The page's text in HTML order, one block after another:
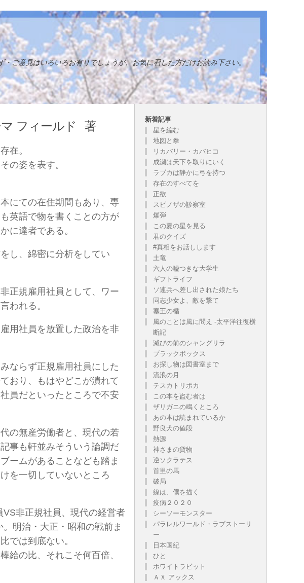
ご意見はいろいろお有りでしょうが、お気に召した方だけお読み下さい。
マ フィールド 著
在。
の姿を表す。
にての在住期間もあり、専
英語で物を書くことの方が
に達者である。
し、綿密に分析をしてい
正規雇用社員として、ワー
われる。
用社員を放置した政治を非
ならず正規雇用社員にした
おり、もはやどこが潰れて
員だといったところで不安
の無産労働者と、現代の若
事も軒並みそういう論調だ
ームがあることなども踏ま
を一切していないところ
非正規社員、現代の経営者
明治・大正・昭和の戦前ま
では到底ない。
給の比、それこそ何百倍、
新着記事
星を編む
地図と拳
リカバリー・カバヒコ
成瀬は天下を取りにいく
ラブカは静かに弓を持つ
存在のすべてを
正欲
スピノザの診察室
爆弾
この夏の星を見る
君のクイズ
#真相をお話しします
土竜
六人の嘘つきな大学生
ギフトライフ
ソ連兵へ差し出された娘たち
同志少女よ、敵を撃て
塞王の楯
風のことは風に問え -太平洋往復横
断記
滅びの前のシャングリラ
ブラックボックス
お探し物は図書室まで
流浪の月
テスカトリポカ
この本を盗む者は
ザリガニの鳴くところ
あの本は読まれているか
野良犬の値段
熱源
神さまの貨物
逆ソクラテス
首里の馬
破局
線は、僕を描く
疫病２０２０
シーソーモンスター
パラレルワールド・ラブストーリ
ー
日本国紀
ひと
ホワイトラビット
ＡＸ アックス